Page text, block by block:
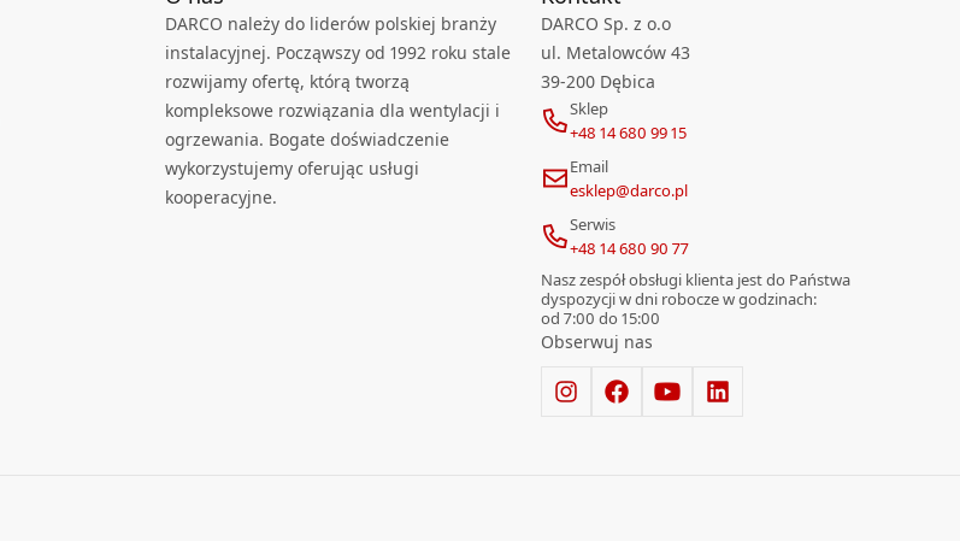
DARCO należy do liderów polskiej branży
instalacyjnej. Począwszy od 1992 roku stale
rozwijamy ofertę, którą tworzą
kompleksowe rozwiązania dla wentylacji i
ogrzewania. Bogate doświadczenie
wykorzystujemy oferując usługi
kooperacyjne.
DARCO Sp. z o.o
ul. Metalowców 43
39-200 Dębica
Sklep
+48 14 680 99 15
Email
esklep@darco.pl
Serwis
+48 14 680 90 77
Nasz zespół obsługi klienta jest do Państwa
dyspozycji w dni robocze w godzinach:
od 7:00 do 15:00
Obserwuj nas